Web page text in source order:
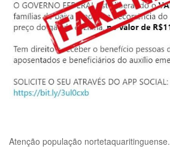
Atenção população nortetaquaritinguense.